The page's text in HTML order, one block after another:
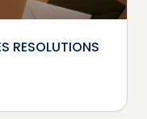
RESOLUTIONS